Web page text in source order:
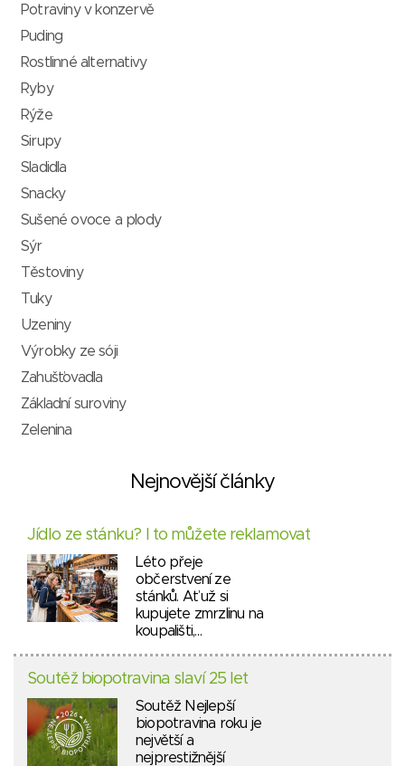
Potraviny v konzervě
Puding
Rostlinné alternativy
Ryby
Rýže
Sirupy
Sladidla
Snacky
Sušené ovoce a plody
Sýr
Těstoviny
Tuky
Uzeniny
Výrobky ze sóji
Zahušťovadla
Základní suroviny
Zelenina
Nejnovější články
Jídlo ze stánku? I to můžete reklamovat
Léto přeje
občerstvení ze
stánků. Ať už si
kupujete zmrzlinu na
koupališti,…
Soutěž biopotravina slaví 25 let
Soutěž Nejlepší
biopotravina roku je
největší a
nejprestižnější